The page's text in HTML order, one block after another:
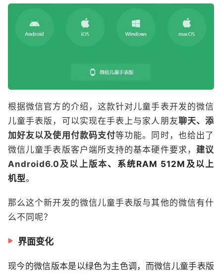
根据微信官方的介绍，这款针对儿童手表开发的微信
儿童手表版，可以实现在手表上与家人朋友聊天、添
加好友以及使用付款码支付等功能。同时，也给出了
微信儿童手表版客户端所支持的基本硬件要求， 建议
Android6.0及以上版本、系统RAM 512M及以上
机型。
那么这个新开发的微信儿童手表版与其他的微信有什
么不同呢？
界面变化
现今的微信版本是以绿色为主色调，而微信儿童手表版